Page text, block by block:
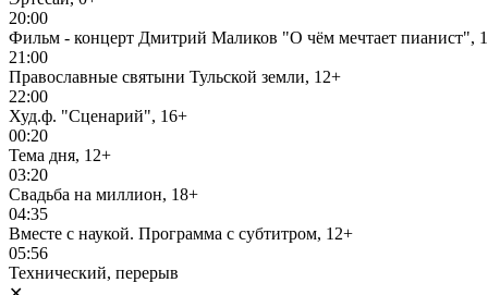
20:00
Фильм - концерт Дмитрий Маликов "О чём мечтает пианист",
21:00
Православные святыни Тульской земли, 12+
22:00
Худ.ф. "Сценарий", 16+
00:20
Тема дня, 12+
03:20
Свадьба на миллион, 18+
04:35
Вместе с наукой. Программа с субтитром, 12+
05:56
Технический, перерыв